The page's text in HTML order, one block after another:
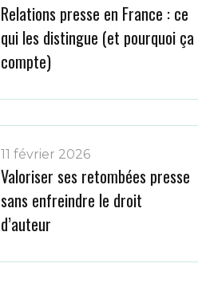
Relations presse en France : ce
qui les distingue (et pourquoi ça
compte)
11 février 2026
Valoriser ses retombées presse
sans enfreindre le droit
d’auteur